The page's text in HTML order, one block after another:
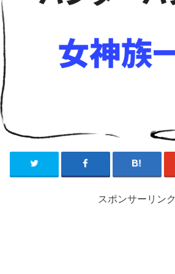
スポンサーリンク